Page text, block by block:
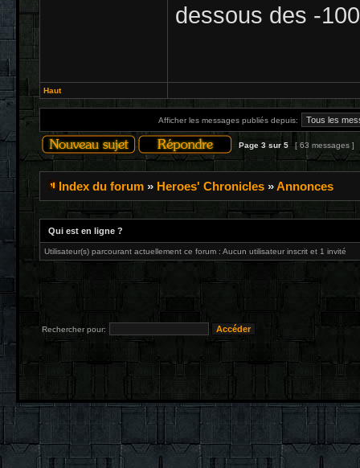
dessous des -
Haut
Afficher les messages publiés depuis:
Page3sur 5 [ 63 messages ]
Index du forum » Heroes' Chronicles »Annonces
Qui est en ligne ?
Utilisateur(s) parcourant actuellement ce forum : Aucun utilisateur inscrit et 1 invité
Rechercher pour: